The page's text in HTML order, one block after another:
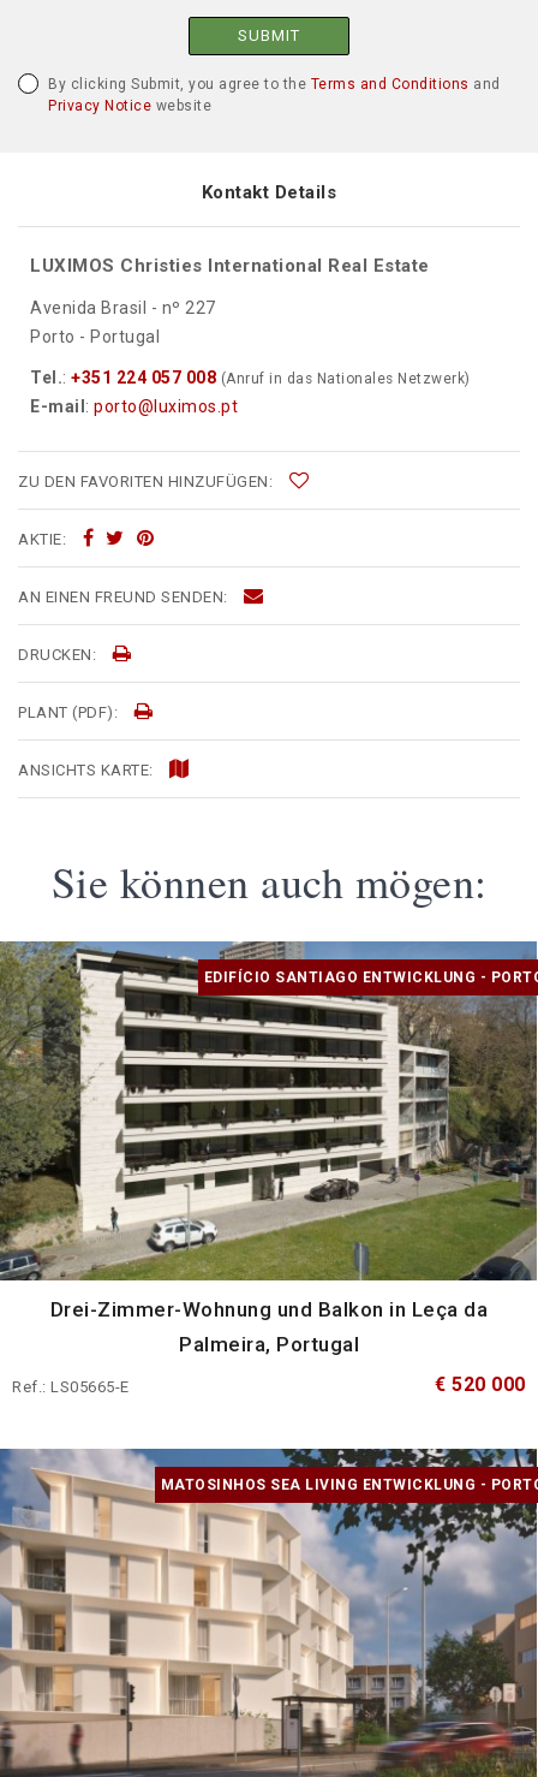
SUBMIT
By clicking Submit, you agree to the Terms and Conditions and
Privacy Notice website
Kontakt Details
LUXIMOS Christies International Real Estate
Avenida Brasil - nº 227
Porto - Portugal
Tel.: +351 224 057 008 (Anruf in das Nationales Netzwerk)
E-mail : porto@luximos.pt
ZU DEN FAVORITEN HINZUFÜGEN:
AKTIE:
AN EINEN FREUND SENDEN:
DRUCKEN:
PLANT (PDF):
ANSICHTS KARTE:
Sie können auch mögen:
EDIFÍCIO SANTIAGO ENTWICKLUNG -
Drei-Zimmer-Wohnung und Balkon in Leça da
Palmeira, Portugal
Ref.: LS05665-E € 520 000
MATOSINHOS SEA LIVING ENTWICKLUNG -